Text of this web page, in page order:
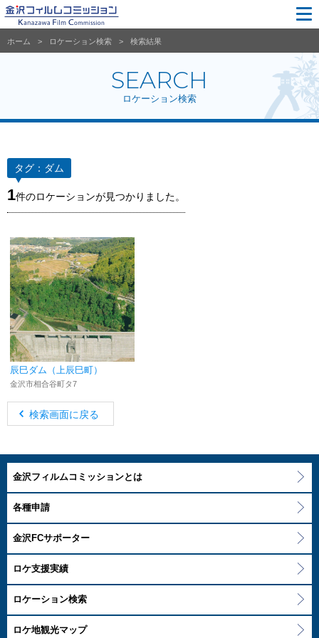
ホーム ロケーション検索 検索結果
SEARCH
ロケーション検索
タグ： ダム
1件のロケーションが見つかりました。
辰巳ダム（上辰巳町）
金沢市相合谷町タ7
検索画面に戻る
金沢フィルムコミッションとは
各種申請
金沢FCサポーター
ロケ支援実績
ロケーション検索
ロケ地観光マップ